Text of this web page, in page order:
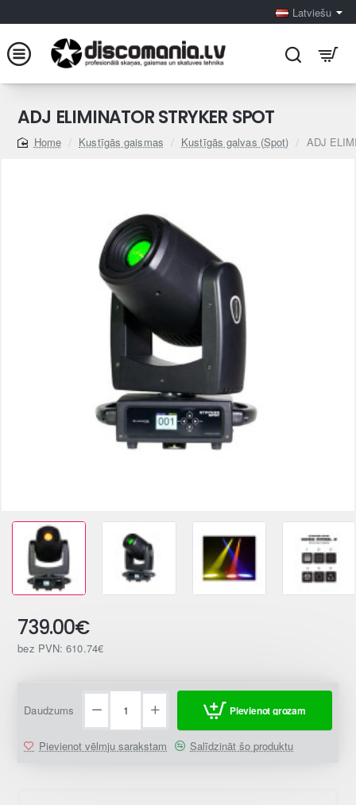
Latviešu
ADJ ELIMINATOR STRYKER SPOT
home
Kustīgās gaismas Kustīgās galvas (Spot) ADJ
739.00€
bez PVN: 610.74€
Daudzums Pievienot grozam
Pievienot vēlmju sarakstam Salīdzināt šo produktu